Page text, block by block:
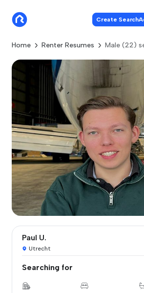
Create
Home Renter Resumes Male (22)
Paul U.
Utrecht
Searching for